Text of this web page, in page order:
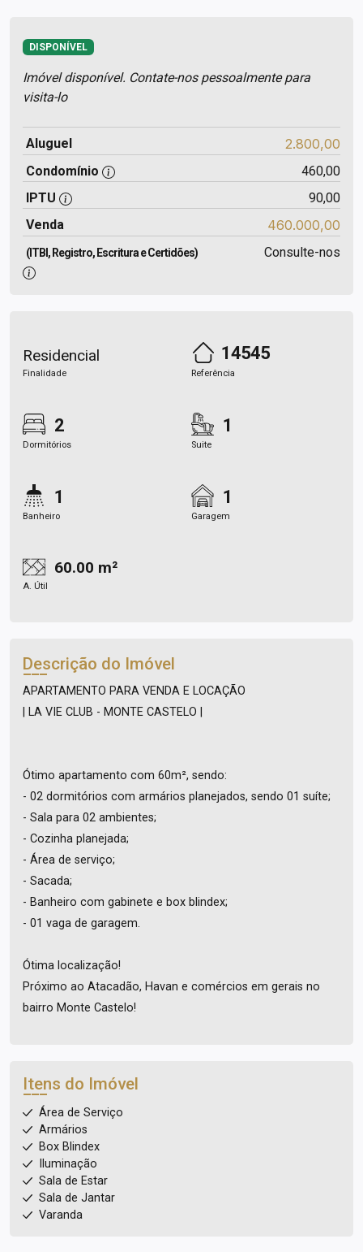
DISPONÍVEL
Imóvel disponível. Contate-nos pessoalmente para
visita-lo
Aluguel 2.800,00
Condomínio
460,00
IPTU
90,00
Venda
460.000,00
(ITBI, Registro, Escritura e Certidões) Consulte-nos
Residencial
Finalidade
14545
Referência
2
Dormitórios
1
Suite
1
Banheiro
1
Garagem
60.00 m²
A. Útil
Descrição do Imóvel
APARTAMENTO PARA VENDA E LOCAÇÃO
| LA VIE CLUB - MONTE CASTELO |
Ótimo apartamento com 60m², sendo:
- 02 dormitórios com armários planejados, sendo 01 suíte;
- Sala para 02 ambientes;
- Cozinha planejada;
- Área de serviço;
- Sacada;
- Banheiro com gabinete e box blindex;
- 01 vaga de garagem.
Ótima localização!
Próximo ao Atacadão, Havan e comércios em gerais no
bairro Monte Castelo!
Itens do Imóvel
Área de Serviço
Armários
Box Blindex
Iluminação
Sala de Estar
Sala de Jantar
Varanda